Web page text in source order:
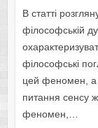
В статті
філософській
філософські
цей феномен, а
питання сенсу
феномен,…